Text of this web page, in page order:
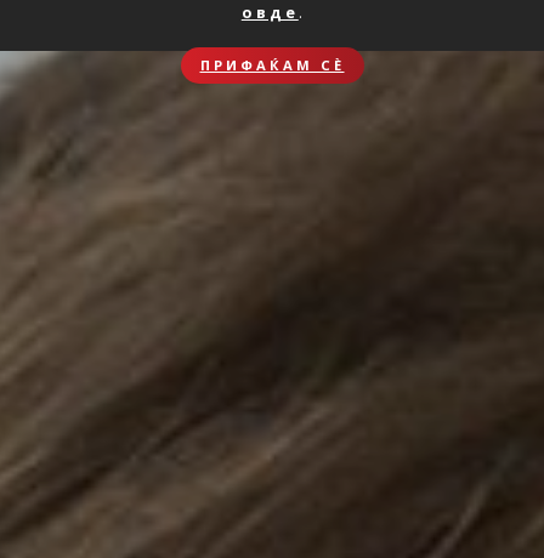
овде .
ПРИФАЌАМ СЀ